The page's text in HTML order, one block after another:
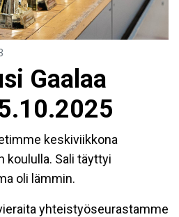
Gaalaa
keskiviikkona
koululla. Sali täyttyi
oli lämmin.
yhteistyöseurastamme